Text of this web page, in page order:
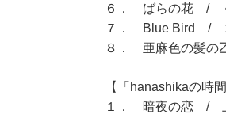
６． ばらの花 /
７． Blue Bird /
８． 亜麻色の髪
【「hanashikaの時
１． 暗夜の恋 /